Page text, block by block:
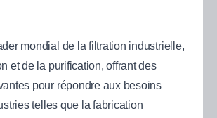
mondial de la filtration industrielle,
et de la purification, offrant des
pour répondre aux besoins
telles que la fabrication